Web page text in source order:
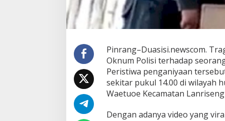
Pinrang–Duasisi.newscom.
Oknum Polisi terhadap
Peristiwa penganiyaan
sekitar pukul 14.00 di wilayah
Waetuoe Kecamatan
Dengan adanya video yang